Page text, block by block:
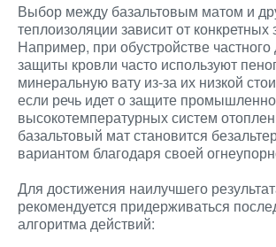
Выбор между базальтовым матом и
теплоизоляции зависит от конкретных
Например, при обустройстве
защиты кровли часто используют
минеральную вату из-за их низкой
если речь идет о защите
высокотемпературных систем
базальтовый мат становится
вариантом благодаря своей
Для достижения наилучшего
рекомендуется придерживаться
алгоритма действий: